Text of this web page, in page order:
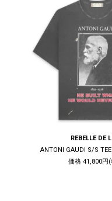
REBELLE DE
ANTONI GAUDI S/S
価格 41,800円(